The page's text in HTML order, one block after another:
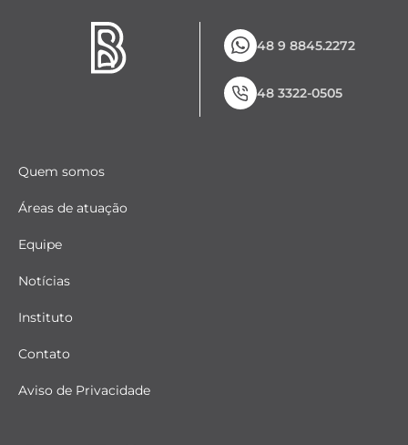
48 9 8845.2272
48 3322-0505
Quem somos
Áreas de atuação
Equipe
Notícias
Instituto
Contato
Aviso de Privacidade